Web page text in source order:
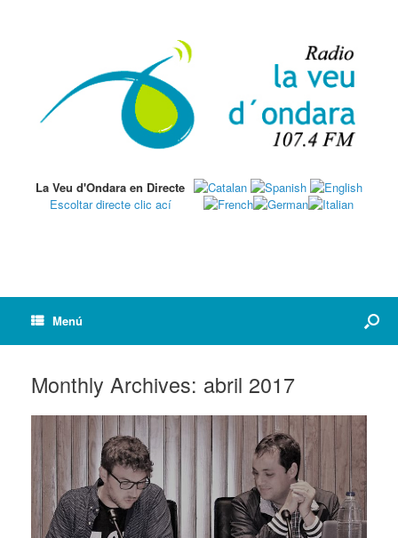
La Veu d'Ondara en Directe
Escoltar directe clic ací
Menú
Monthly Archives: abril 2017